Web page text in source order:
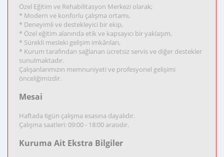
Özel Eğitim ve Rehabilitasyon Merkezi olarak;
* Modern ve konforlu çalışma ortamı,
* Deneyimli ve destekleyici bir ekip,
* Özel eğitim alanında etik ve kapsayıcı bir yaklaşım,
* Sürekli mesleki gelişim imkânları,
* Kurum tarafından sağlanan ücretsiz servis ve diğer destekler
sunulmaktadır.
Çalışanlarımızın memnuniyeti ve profesyonel gelişimi
önceliğimizdir.
Mesai
Haftada 6gün çalışma esasına dayalıdır.
Çalışma saatleri: 09:00 - 18:00 arasıdır.
Kuruma Ait Ekstra Bilgiler